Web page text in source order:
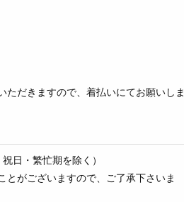
だきますので、着払いにてお願いしま
日・繁忙期を除く）
とがございますので、ご了承下さいま